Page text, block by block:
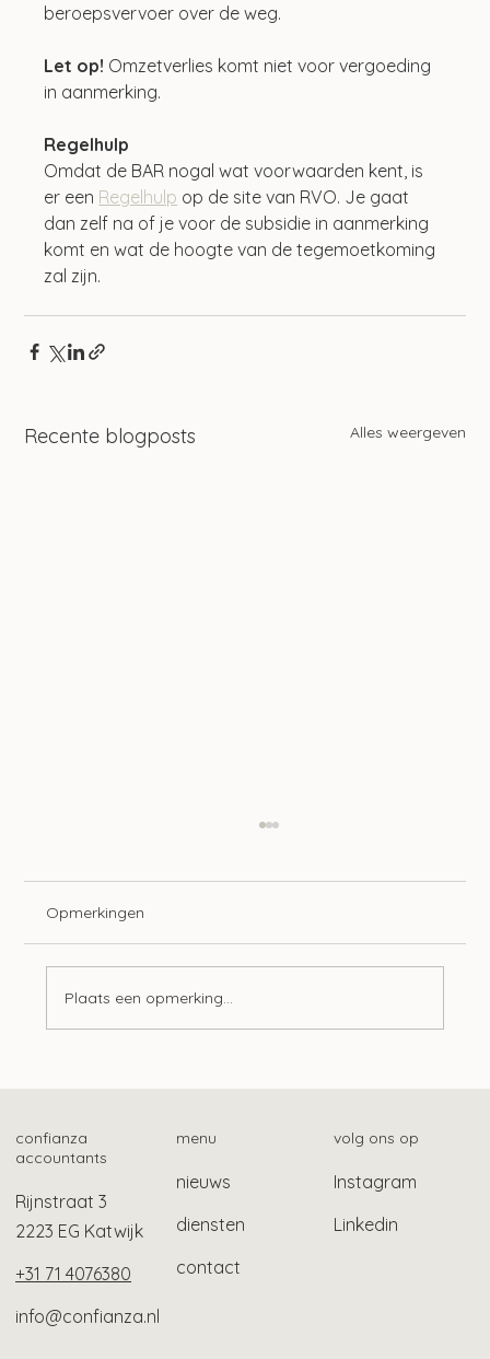
beroepsvervoer over de weg.
Let op! Omzetverlies komt niet voor vergoeding
in aanmerking.
Regelhulp
Omdat de BAR nogal wat voorwaarden kent, is
er een Regelhulp op de site van RVO. Je gaat
dan zelf na of je voor de subsidie in aanmerking
komt en wat de hoogte van de tegemoetkoming
zal zijn.
Recente blogposts Alles weergeven
Opmerkingen
Plaats een opmerking...
confianza
accountants
Rijnstraat 3
2223 EG Katwijk
+31 71 4076380
info@confianza.nl
menu
nieuws
diensten
contact
volg ons op
Instagram
Linkedin